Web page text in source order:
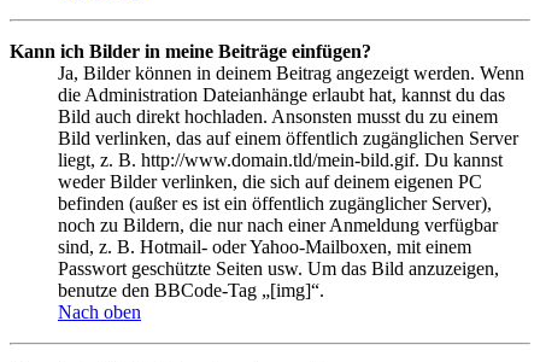
Kann ich Bilder in meine Beiträge einfügen?
Ja, Bilder können in deinem Beitrag angezeigt werden. Wenn
die Administration Dateianhänge erlaubt hat, kannst du das
Bild auch direkt hochladen. Ansonsten musst du zu einem
Bild verlinken, das auf einem öffentlich zugänglichen Server
liegt, z. B. http://www.domain.tld/mein-bild.gif. Du kannst
weder Bilder verlinken, die sich auf deinem eigenen PC
befinden (außer es ist ein öffentlich zugänglicher Server),
noch zu Bildern, die nur nach einer Anmeldung verfügbar
sind, z. B. Hotmail- oder Yahoo-Mailboxen, mit einem
Passwort geschützte Seiten usw. Um das Bild anzuzeigen,
benutze den BBCode-Tag „[img]“.
Nach oben